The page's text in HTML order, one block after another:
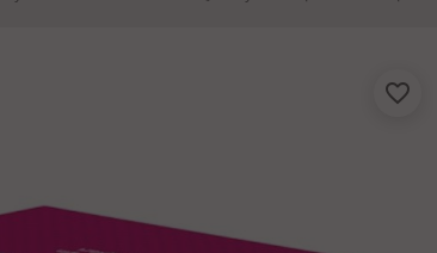
favorite_border